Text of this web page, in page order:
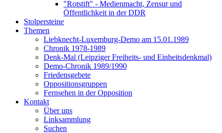
"Rotstift" - Medienmacht, Zensur und
Öffentlichkeit in der DDR
Stolpersteine
Themen
Liebknecht-Luxemburg-Demo am 15.01.1989
Chronik 1978-1989
Denk-Mal (Leipziger Freiheits- und Einheitsdenkmal)
Demo-Chronik 1989/1990
Friedensgebete
Oppositionsgruppen
Fernsehen in der Opposition
Kontakt
Über uns
Linksammlung
Suchen